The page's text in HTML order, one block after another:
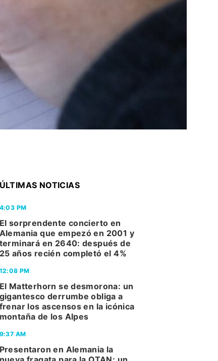
ÚLTIMAS NOTICIAS
4:03 PM
El sorprendente concierto en
Alemania que empezó en 2001 y
terminará en 2640: después de
25 años recién completó el 4%
12:08 PM
El Matterhorn se desmorona: un
gigantesco derrumbe obliga a
frenar los ascensos en la icónica
montaña de los Alpes
9:37 AM
Presentaron en Alemania la